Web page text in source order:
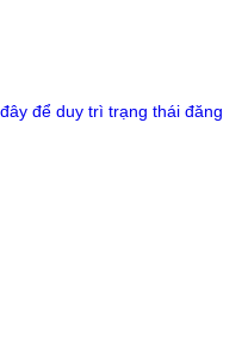
để duy trì trạng thái đăng